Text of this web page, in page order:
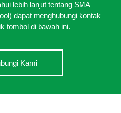
lebih lanjut tentang SMA
dapat menghubungi kontak
tombol di bawah ini.
Kami